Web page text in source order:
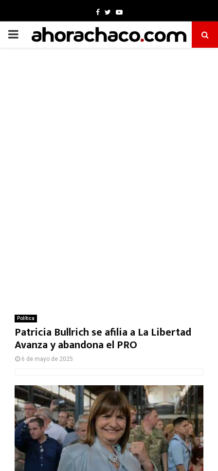
Facebook
TwitterYoutube
PRIMARY
Política
Patricia Bullrich se afilia a La Libertad
Avanza y abandona el PRO
6 de mayo de 2025